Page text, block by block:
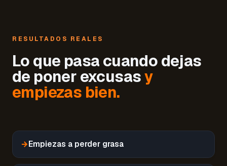
RESULTADOS REALES
Lo que pasa cuando dejas
de poner excusasy
empiezas bien.
→Empiezas a perder grasa